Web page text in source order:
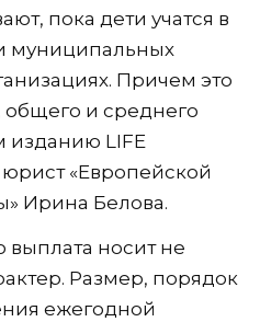
пока дети учатся в
муниципальных
Причем это
общего и среднего
изданию LIFE
«Европейской
Ирина Белова.
выплата носит не
Размер, порядок
ежегодной